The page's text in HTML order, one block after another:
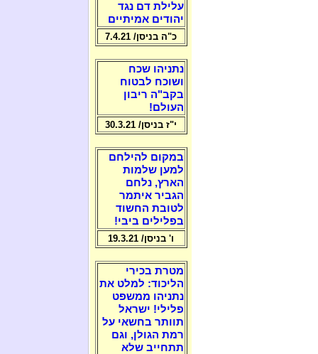
עלילת דם נגד
יהודים אמיתיים
כ"ה בניסן/ 7.4.21
נתניהו שכח
ושוכח לבטוח
בקב"ה ריבון
העולם!
י"ז בניסן/ 30.3.21
במקום להילחם
למען שלמות
הארץ, נלחם
הגביר איתמר
לטובת החשוד
בפלילים ביבי!
ו' בניסן/ 19.3.21
מטרת בכירי
הליכוד: למלט את
נתניהו ממשפט
פלילי! ישראל
תוותר בחשאי על
רמת הגולן, וגם
תתחייב שלא